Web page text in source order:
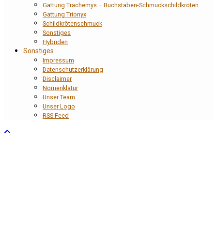
Gattung Trachemys – Buchstaben-Schmuckschildkröten
Gattung Trionyx
Schildkrötenschmuck
Sonstiges
Hybriden
Sonstiges
Impressum
Datenschutzerklärung
Disclaimer
Nomenklatur
Unser Team
Unser Logo
RSS Feed